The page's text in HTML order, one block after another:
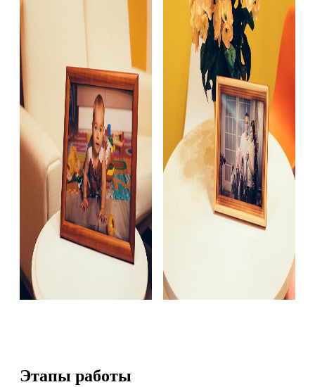
Этапы работы